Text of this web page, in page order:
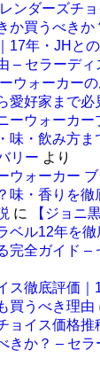
ンダーズチ
か買うべきか
17年・JHと
– セラーディ
ウォーカー
愛好家まで必
ーウォーカ
味・飲み方ま
リー より
ウォーカー
味・香りを徹
に
【ジョニ
ベル12年を徹
完全ガイド –
ス徹底評価｜
買うべき理由
ョイス価格推
きか？ – セ